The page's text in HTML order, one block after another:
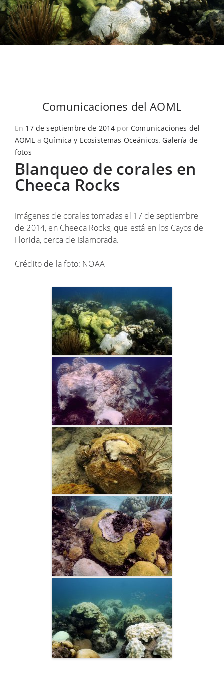
Comunicaciones del AOML
En Publicado
en
17 de septiembre de 2014 porComunicaciones del
AOML aQuímica y Ecosistemas Oceánicos,Galería de
fotos
Blanqueo de corales en
Cheeca Rocks
Imágenes de corales tomadas el 17 de septiembre
de 2014, en Cheeca Rocks, que está en los Cayos de
Florida, cerca de Islamorada.
Crédito de la foto: NOAA